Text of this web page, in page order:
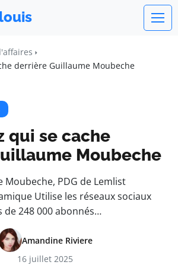
derrière Guillaume Moubeche
qui se cache
Moubeche
Moubeche, PDG de Lemlist
Utilise les réseaux sociaux
248 000 abonnés…
Amandine Riviere
16 juillet 2025